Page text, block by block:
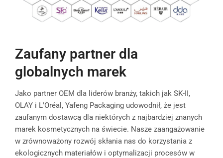
Zaufany partner dla
globalnych marek
Jako partner OEM dla liderów branży, takich jak SK-II,
OLAY i L'Oréal, Yafeng Packaging udowodnił, że jest
zaufanym dostawcą dla niektórych z najbardziej znanych
marek kosmetycznych na świecie. Nasze zaangażowanie
w zrównoważony rozwój skłania nas do korzystania z
ekologicznych materiałów i optymalizacji procesów w